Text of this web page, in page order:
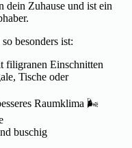
dein Zuhause und ist ein
besonders ist:
filigranen Einschnitten
Tische oder
Raumklima 🌬
buschig